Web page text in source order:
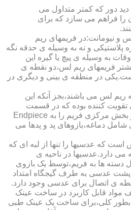
دور که کمتر متداول می
را فراهم می سازد که برای
و نیومانت:در فریمهای ریم
پلاستیکی و نه به وسیله ی حدقه نگه
به وسیله ی پیچ یا گیره این
فریمهای ریم لس،دو نقطه ی
در منطقه ی بینی و دیگری در
ریم لس می باشند،بجز آنکه این
تقویت کننده بوده که در قسمت
فوقانی عدسی،امتداد یافته و بخش مرکزی فریم را به Endpiece
دماغه،بازوهای پد و پدها می
که عدسیها را تنها از لبه ای که
می دارد.عدسیها در ناحیه ی
دسته ها به فریم،توسط یک بازوی
عدسی به طرف گیجگاه امتداد
نقطه ی اتصال برای عدسی وجود دارد.
مواد قابل کاربرد در ساخت عینک
کلی،برای ساخت یک عینک طبی